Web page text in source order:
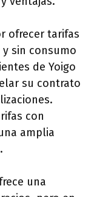
ofrecer tarifas
sin consumo
de Yoigo
su contrato
con
amplia
una